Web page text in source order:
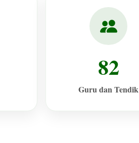
82
Guru dan Tendik